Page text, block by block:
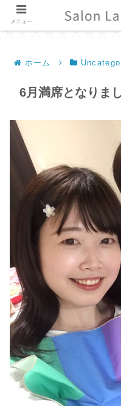
ホーム
6月満席となりま
メニュー